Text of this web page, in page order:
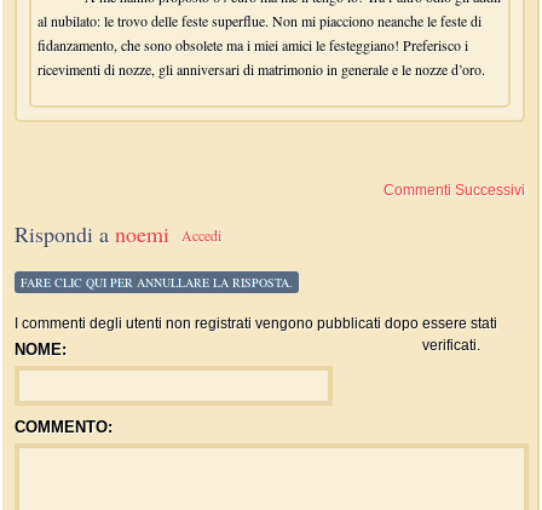
al nubilato: le trovo delle feste superflue. Non mi piacciono neanche le feste di
fidanzamento, che sono obsolete ma i miei amici le festeggiano! Preferisco i
ricevimenti di nozze, gli anniversari di matrimonio in generale e le nozze d’oro.
Commenti Successivi
Rispondi anoemi Accedi
FARE CLIC QUI PER ANNULLARE LA RISPOSTA.
I commenti degli utenti non registrati vengono pubblicati dopo essere stati
verificati.
NOME:
COMMENTO: